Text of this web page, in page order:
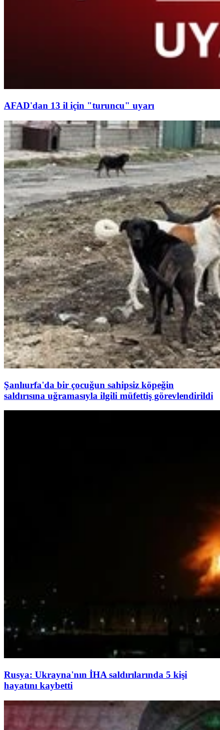
AFAD'dan 13 il için "turuncu" uyarı
Şanlıurfa'da bir çocuğun sahipsiz köpeğin
saldırısına uğramasıyla ilgili müfettiş görevlendirildi
Rusya: Ukrayna'nın İHA saldırılarında 5 kişi
hayatını kaybetti